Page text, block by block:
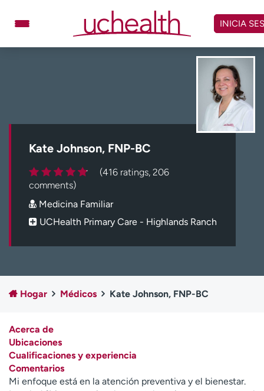
contenido
Carreras
Inicie sesión en My Health Connection
Acerca de UCHealth
Clases y eventos
Empleados
Profesionales
Contáctenos
A
y
INICIA
Kate Johnson, FNP-BC
(416 ratings, 206
comments)
Medicina Familiar
UCHealth Primary Care - Highlands Ranch
Hogar Médicos Kate Johnson, FNP-BC
Acerca de
Ubicaciones
Cualificaciones y experiencia
Comentarios
Mi enfoque está en la atención preventiva y el bienestar.